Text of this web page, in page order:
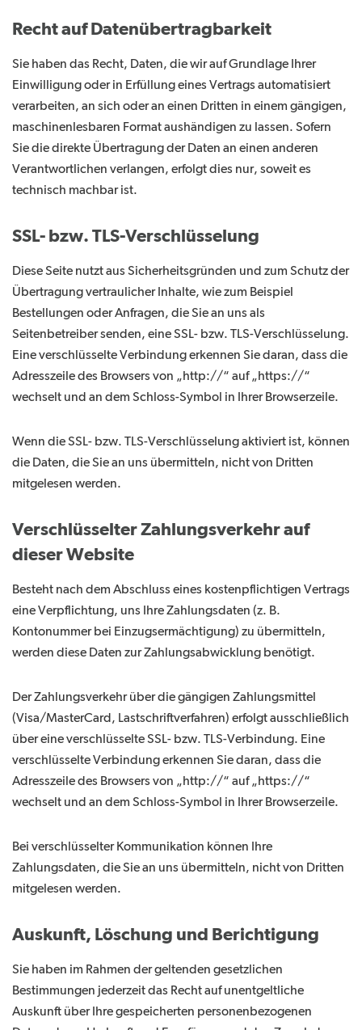
Recht auf Datenübertragbarkeit
Sie haben das Recht, Daten, die wir auf Grundlage Ihrer
Einwilligung oder in Erfüllung eines Vertrags automatisiert
verarbeiten, an sich oder an einen Dritten in einem gängigen,
maschinenlesbaren Format aushändigen zu lassen. Sofern
Sie die direkte Übertragung der Daten an einen anderen
Verantwortlichen verlangen, erfolgt dies nur, soweit es
technisch machbar ist.
SSL- bzw. TLS-Verschlüsselung
Diese Seite nutzt aus Sicherheitsgründen und zum Schutz der
Übertragung vertraulicher Inhalte, wie zum Beispiel
Bestellungen oder Anfragen, die Sie an uns als
Seitenbetreiber senden, eine SSL- bzw. TLS-Verschlüsselung.
Eine verschlüsselte Verbindung erkennen Sie daran, dass die
Adresszeile des Browsers von „http://“ auf „https://“
wechselt und an dem Schloss-Symbol in Ihrer Browserzeile.
Wenn die SSL- bzw. TLS-Verschlüsselung aktiviert ist, können
die Daten, die Sie an uns übermitteln, nicht von Dritten
mitgelesen werden.
Verschlüsselter Zahlungsverkehr auf
dieser Website
Besteht nach dem Abschluss eines kostenpflichtigen Vertrags
eine Verpflichtung, uns Ihre Zahlungsdaten (z. B.
Kontonummer bei Einzugsermächtigung) zu übermitteln,
werden diese Daten zur Zahlungsabwicklung benötigt.
Der Zahlungsverkehr über die gängigen Zahlungsmittel
(Visa/MasterCard, Lastschriftverfahren) erfolgt ausschließlich
über eine verschlüsselte SSL- bzw. TLS-Verbindung. Eine
verschlüsselte Verbindung erkennen Sie daran, dass die
Adresszeile des Browsers von „http://“ auf „https://“
wechselt und an dem Schloss-Symbol in Ihrer Browserzeile.
Bei verschlüsselter Kommunikation können Ihre
Zahlungsdaten, die Sie an uns übermitteln, nicht von Dritten
mitgelesen werden.
Auskunft, Löschung und Berichtigung
Sie haben im Rahmen der geltenden gesetzlichen
Bestimmungen jederzeit das Recht auf unentgeltliche
Auskunft über Ihre gespeicherten personenbezogenen